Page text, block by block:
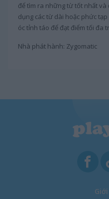
để tìm ra những từ tốt nhất
dụng các từ dài hoặc phức
óc tỉnh táo để đạt điểm tối đa
Nhà phát hành: Zygomatic